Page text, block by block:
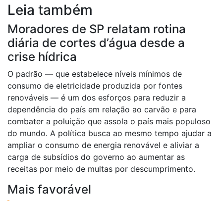
Leia também
Moradores de SP relatam rotina
diária de cortes d’água desde a
crise hídrica
O padrão — que estabelece níveis mínimos de
consumo de eletricidade produzida por fontes
renováveis — é um dos esforços para reduzir a
dependência do país em relação ao carvão e para
combater a poluição que assola o país mais populoso
do mundo. A política busca ao mesmo tempo ajudar a
ampliar o consumo de energia renovável e aliviar a
carga de subsídios do governo ao aumentar as
receitas por meio de multas por descumprimento.
Mais favorável